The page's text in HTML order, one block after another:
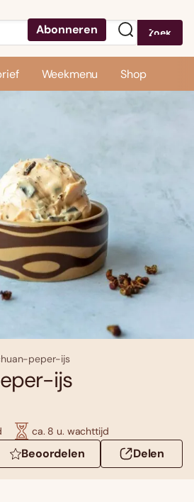
Abonneren Zoek
Weekmenu Shop
peper-ijs
ijs
ca. 8 u. wachttijd
Beoordelen Delen